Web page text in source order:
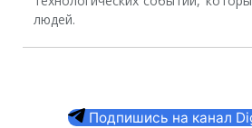
людей.
Подпишись на канал